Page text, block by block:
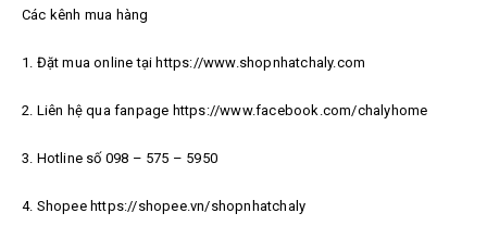
Các kênh mua hàng
1. Đặt mua online tại https://www.shopnhatchaly.com
2. Liên hệ qua fanpage https://www.facebook.com/chalyhome
3. Hotline số 098 – 575 – 5950
4. Shopee https://shopee.vn/shopnhatchaly